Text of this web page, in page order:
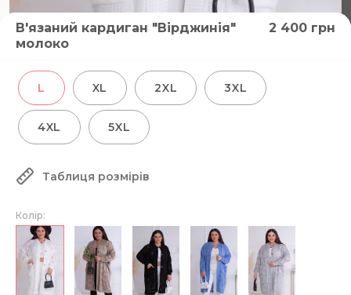
ВІДЕО
В'язаний кардиган "Вірджинія"
молоко
2 400 грн
L XL 2XL 3XL
4XL 5XL
Таблиця розмірів
Колір: